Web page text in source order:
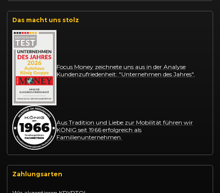
Das macht uns stolz
Focus Money zeichnete uns aus in der Analyse
Kundenzufriedenheit: "Unternehmen des Jahres".
Aus Tradition und Liebe zur Mobilität führen wir
KÖNIG seit 1966 erfolgreich als
Familienunternehmen.
Zahlungsarten